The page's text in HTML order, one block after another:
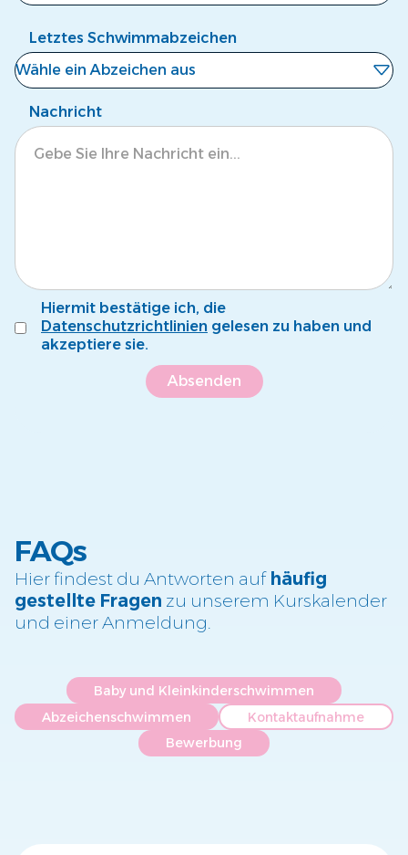
Letztes Schwimmabzeichen
Wähle ein Abzeichen aus
Noch kein Abzeichen
Fröschli
Seepferdli
Nachricht
Hiermit bestätige ich, die
Datenschutzrichtlinien gelesen zu haben und
akzeptiere sie.
FAQs
Hier findest du Antworten auf häufig
gestellte Fragen zu unserem Kurskalender
und einer Anmeldung.
Baby und Kleinkinderschwimmen
Abzeichenschwimmen
Kontaktaufnahme
Bewerbung